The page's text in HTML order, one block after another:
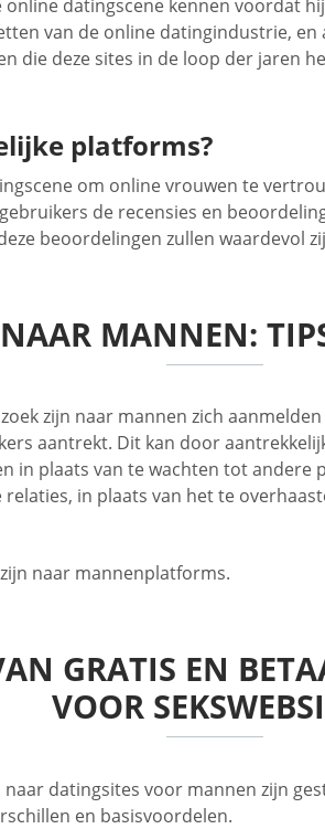
datingscene kennen voordat
van de online datingindustrie,
deze sites in de loop der jaren
platforms?
om online vrouwen te
de recensies en
beoordelingen zullen waardevol
MANNEN:
zijn naar mannen zich
aantrekt. Dit kan door
in plaats van te wachten tot
in plaats van het te
naar mannenplatforms.
GRATIS EN
VOOR
datingsites voor mannen zijn
en basisvoordelen.